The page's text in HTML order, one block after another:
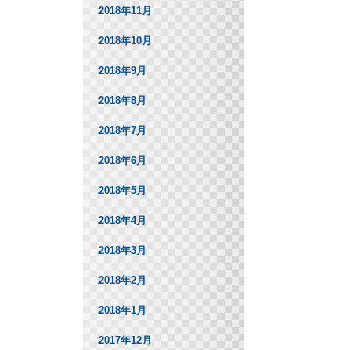
2018年11月
2018年10月
2018年9月
2018年8月
2018年7月
2018年6月
2018年5月
2018年4月
2018年3月
2018年2月
2018年1月
2017年12月